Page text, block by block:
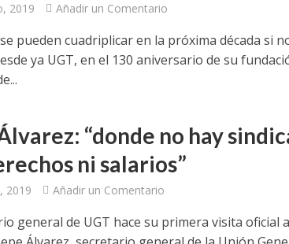
‘130 Años de Luchas y Conquistas’
asesinado por Franco por sus editoriales de prensa
Sevilla acogerá la exposición 130 aniversario con la que
2019 Añadir un Comentario
pueden cuadriplicar en la próxima década si
ya UGT, en el 130 aniversario de su
“donde no hay
ni salarios”
2019 Añadir un Comentario
general de UGT hace su primera visita oficial